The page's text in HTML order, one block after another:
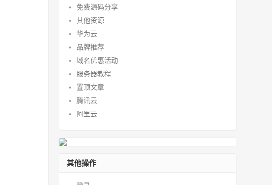
免费源码分享
其他资源
华为云
品牌推荐
域名优惠活动
服务器教程
置顶文章
腾讯云
阿里云
其他操作